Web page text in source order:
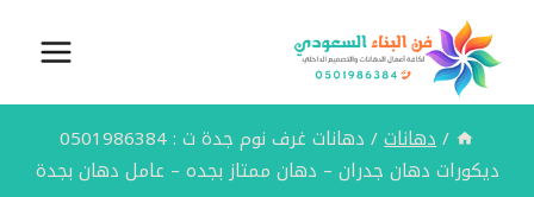
المحتوى
/دهانات/
دهانات غرف نوم جدة ت : 0501986384
ديكورات دهان جدران – دهان ممتاز بجده – عامل دهان بجدة